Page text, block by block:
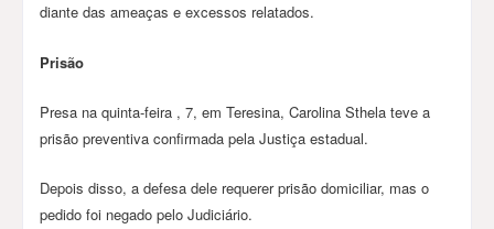
diante das ameaças e excessos relatados.
Prisão
Presa na quinta-feira , 7, em Teresina, Carolina Sthela teve a
prisão preventiva confirmada pela Justiça estadual.
Depois disso, a defesa dele requerer prisão domiciliar, mas o
pedido foi negado pelo Judiciário.